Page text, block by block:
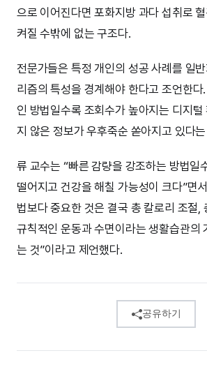
으로 이어진다면 포화지방 과다 섭취로
켜질 수밖에 없는 구조다.
전문가들은 특정 개인의 성공 사례를 일
리즘의 특성을 경계해야 한다고 조언한다
인 방법일수록 조회수가 높아지는 디지털
지 않은 정보가 우후죽순 쏟아지고 있다
류 교수는 “빠른 감량을 강조하는 방법일
떨어지고 건강을 해칠 가능성이 크다”면
법보다 중요한 것은 결국 총 칼로리 조절,
규칙적인 운동과 수면이라는 생활습관의
는 것”이라고 제언했다.
공유하기